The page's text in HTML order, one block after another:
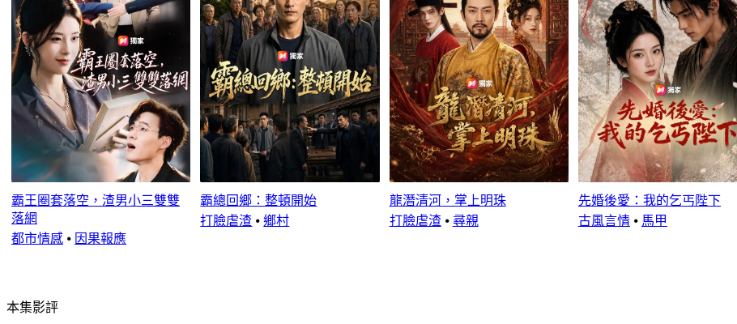
霸王圈套落空，渣男小三雙雙
落網
都市情感 ⦁ 因果報應
霸總回鄉：整頓開始
打臉虐渣 ⦁鄉村
龍潛清河，掌上明珠
打臉虐渣⦁ 尋親
先婚後愛：我的乞丐陛下
古風言情⦁ 馬甲
本集影評